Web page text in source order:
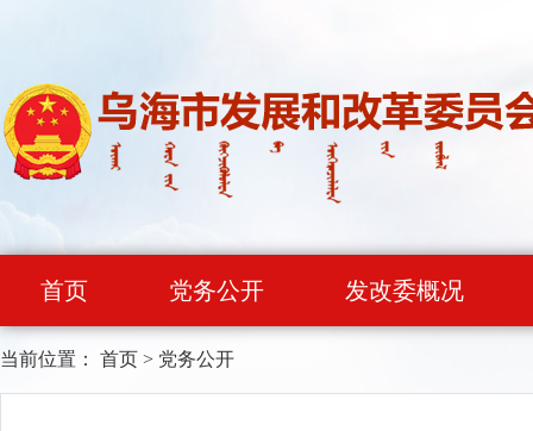
首页 党务公开 发改委概况
当前位置： 首页 > 党务公开